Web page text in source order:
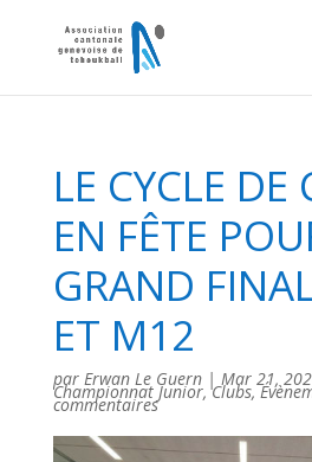
LE CYCLE DE
EN FÊTE
GRAND
ET M12
par Erwan Le Guern| Mar 21,
Championnat Junior,Clubs,
commentaires